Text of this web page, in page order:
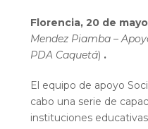
Florencia, 20 de
Mendez Piamba –
PDA Caquetá) .
El equipo de apoyo
cabo una serie de
instituciones